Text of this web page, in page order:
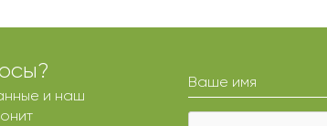
и наш
Ваше имя